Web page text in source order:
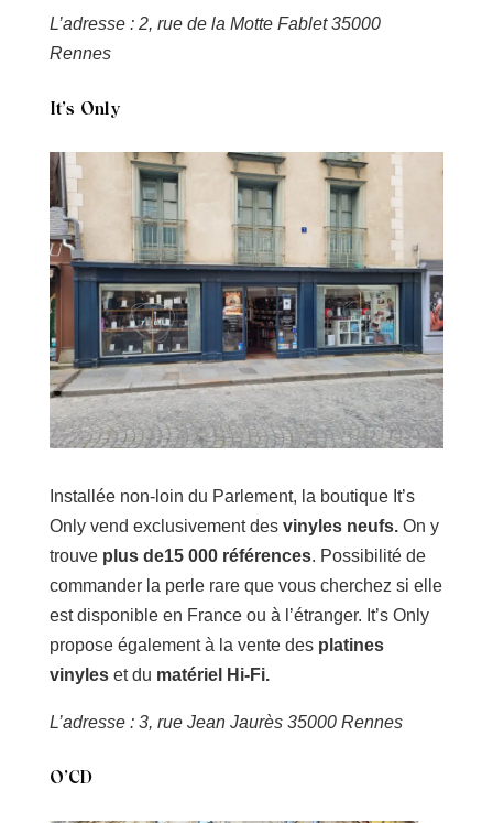
L’adresse : 2, rue de la Motte Fablet 35000
Rennes
It’s Only
Installée non-loin du Parlement, la boutique It’s
Only vend exclusivement des vinyles neufs. On y
trouve plus de15 000 références. Possibilité de
commander la perle rare que vous cherchez si elle
est disponible en France ou à l’étranger. It’s Only
propose également à la vente des platines
vinyleset du matériel Hi-Fi.
L’adresse : 3, rue Jean Jaurès 35000 Rennes
O’CD